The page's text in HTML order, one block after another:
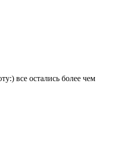
все остались более чем